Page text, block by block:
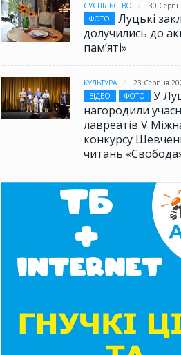
СУСПІЛЬСТВО
30
ФОТО
Луцькі
долучились до
памʼяті»
КУЛЬТУРА
23 Серпня
ВІДЕО
ФОТО
У
нагородили
лавреатів V
конкурсу
читань